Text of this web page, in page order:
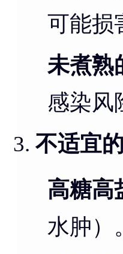
可能损
未煮熟
感染风
不适宜
高糖高
水肿）